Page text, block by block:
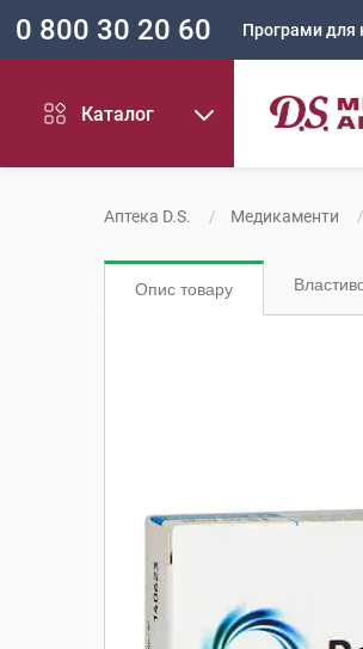
0 800 30 20 60 Програми для
Каталог
Аптека D.S. Медикаменти
Опис товару